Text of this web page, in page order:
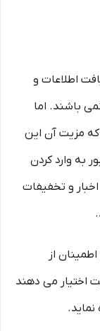
اطلاعات و
باشند. اما
مزیت آن این
به وارد کردن
و تخفیفات
از
اختیار می دهند
نماید.